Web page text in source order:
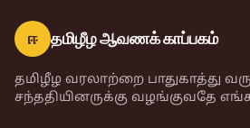
ஈ தமிழீழ ஆவணக் காப்பகம்
தமிழீழ வரலாற்றை பாதுகாத்து
சந்ததியினருக்கு வழங்குவதே